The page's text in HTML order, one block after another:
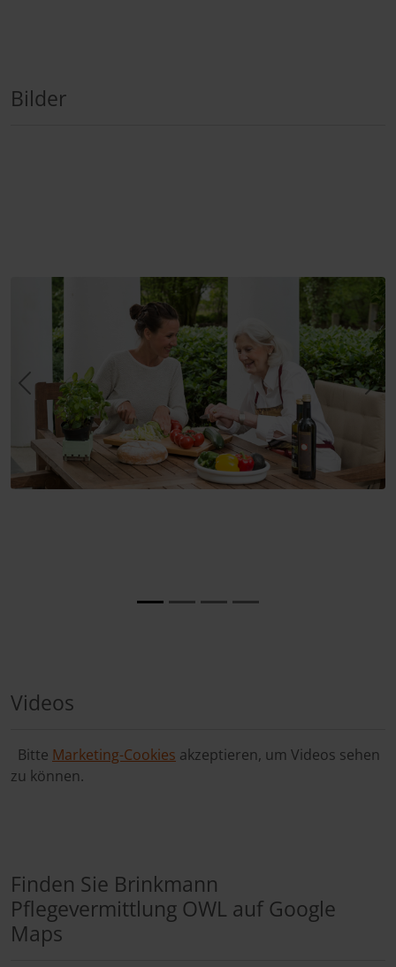
Bilder
Zurück
Videos
Bitte Marketing-Cookies akzeptieren, um Videos sehen
zu können.
Finden Sie Brinkmann
Pflegevermittlung OWL auf Google
Maps